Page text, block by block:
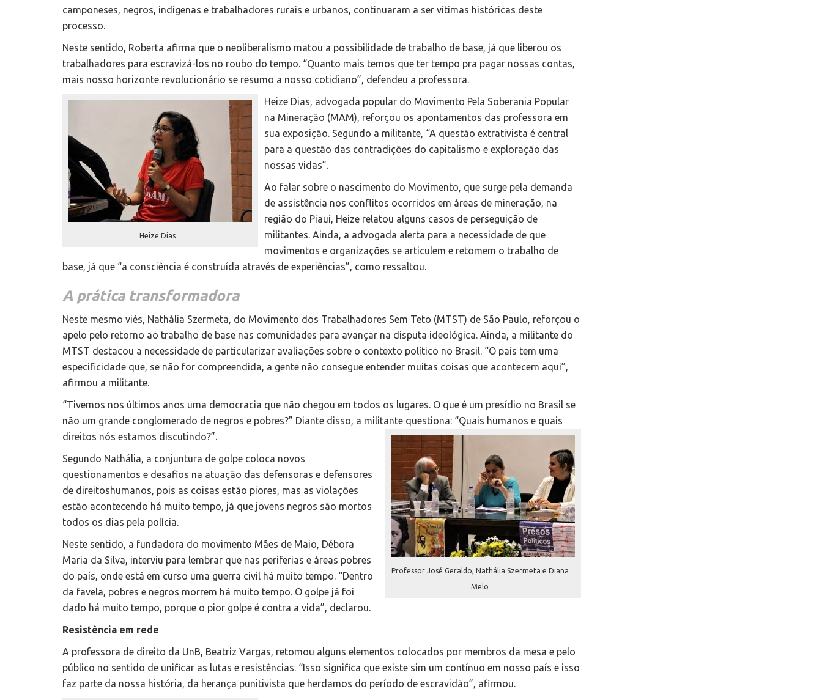
camponeses, negros, indígenas e trabalhadores rurais e urbanos, continuaram a ser vítimas históricas deste
processo.
Neste sentido, Roberta afirma que o neoliberalismo matou a possibilidade de trabalho de base, já que liberou os
trabalhadores para escravizá-los no roubo do tempo. “Quanto mais temos que ter tempo pra pagar nossas contas,
mais nosso horizonte revolucionário se resumo a nosso cotidiano”, defendeu a professora.
Heize Dias
Heize Dias, advogada popular do Movimento Pela Soberania Popular
na Mineração (MAM), reforçou os apontamentos das professora em
sua exposição. Segundo a militante, “A questão extrativista é central
para a questão das contradições do capitalismo e exploração das
nossas vidas”.
Ao falar sobre o nascimento do Movimento, que surge pela demanda
de assistência nos conflitos ocorridos em áreas de mineração, na
região do Piauí, Heize relatou alguns casos de perseguição de
militantes. Ainda, a advogada alerta para a necessidade de que
movimentos e organizações se articulem e retomem o trabalho de
base, já que “a consciência é construída através de experiências”, como ressaltou.
A prática transformadora
Neste mesmo viés, Nathália Szermeta, do Movimento dos Trabalhadores Sem Teto (MTST) de São Paulo, reforçou o
apelo pelo retorno ao trabalho de base nas comunidades para avançar na disputa ideológica. Ainda, a militante do
MTST destacou a necessidade de particularizar avaliações sobre o contexto político no Brasil. “O país tem uma
especificidade que, se não for compreendida, a gente não consegue entender muitas coisas que acontecem aqui”,
afirmou a militante.
“Tivemos nos últimos anos uma democracia que não chegou em todos os lugares. O que é um presídio no Brasil se
não um grande conglomerado de negros e pobres?” Diante disso, a militante questiona: “Quais humanos e quais
direitos nós estamos discutindo?”.
Professor José Geraldo, Nathália Szermeta e Diana
Melo
Segundo Nathália, a conjuntura de golpe coloca novos
questionamentos e desafios na atuação das defensoras e defensores
de direitoshumanos, pois as coisas estão piores, mas as violações
estão acontecendo há muito tempo, já que jovens negros são mortos
todos os dias pela polícia.
Neste sentido, a fundadora do movimento Mães de Maio, Débora
Maria da Silva, interviu para lembrar que nas periferias e áreas pobres
do país, onde está em curso uma guerra civil há muito tempo. “Dentro
da favela, pobres e negros morrem há muito tempo. O golpe já foi
dado há muito tempo, porque o pior golpe é contra a vida”, declarou.
Resistência em rede
A professora de direito da UnB, Beatriz Vargas, retomou alguns elementos colocados por membros da mesa e pelo
público no sentido de unificar as lutas e resistências. “Isso significa que existe sim um contínuo em nosso país e isso
faz parte da nossa história, da herança punitivista que herdamos do período de escravidão”, afirmou.